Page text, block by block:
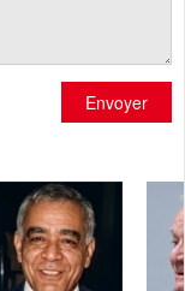
Envoyer